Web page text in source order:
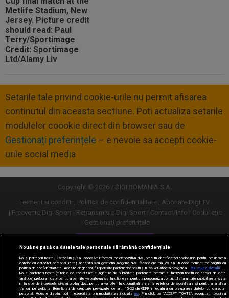
Setarile tale privind cookie-urile nu permit afisarea
continutul din aceasta sectiune. Poti actualiza setarile
modulelor coookie direct din browser sau de
Gestionați preferințele – e nevoie sa accepti cookie-
urile social media
Copyright © 2026 / DIGI ROMANIA S.A.
Termeni si conditii
Politica de confidentialitate
Abonare Digi TV
Frecvente Digi Sport
Retransmisie Digi Sport Contact/Info
Codul etic
Gestionați preferințele
Versiune desktop
Nouă ne pasă ca datele tale personale să rămână confidențiale
Noi și partenerii noștri30stocăm și/sau accesăm informații pe dispozitivul dvs., precum identificatorii cookie unici pentru prelucrarea
datelor cu caracter personal. Puteți accepta sau gestiona alegerile dvs. făcând clic mai jos sau în orice moment, pe pagina cu
politica de confidențialitate. Aceste alegeri vor fi raportate partenerilor noștri și nu vă vor afecta navigarea.
Mai multe detalii
Noi si partenerii nostri (retelele de socializare si agentiile de publicitate partenere, precum si furnizorii nostri de servicii de date
analitice) prelucram date pentru a permite website-ului sa functioneze, pentru a personaliza continutul si anunturile publicitare afisate
in functie de interesele si/sau profilul dvs., pentru a va oferi functionalitati aferente retelelor de socializare si pentru a analiza
traficul pe website. Beneficiati de drepturile prevazute de art. 15-22 din GDPR in legatura cu prelucrarea datelor cu caracter
personal. Aceste drepturi pot fi exercitate prin modalitatea indicata aici. Prin click pe “ACCEPT TOATE”, acceptati folosirea